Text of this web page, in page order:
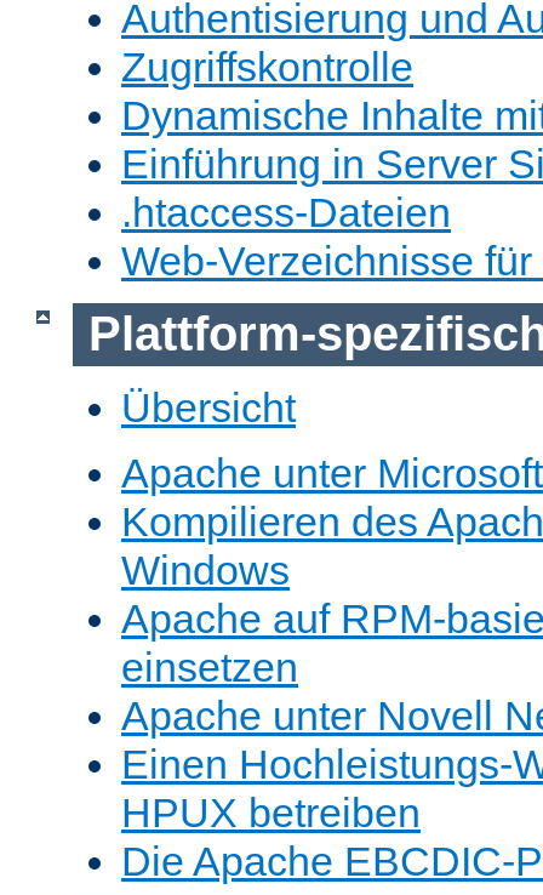
Authentisierung und
Zugriffskontrolle
Dynamische Inhalte
Einführung in Server
.htaccess-Dateien
Web-Verzeichnisse
Plattform-
Übersicht
Apache unter
Kompilieren des
Windows
Apache auf RPM-
einsetzen
Apache unter Novell
Einen Hochleistungs-
HPUX betreiben
Die Apache EBCDIC-